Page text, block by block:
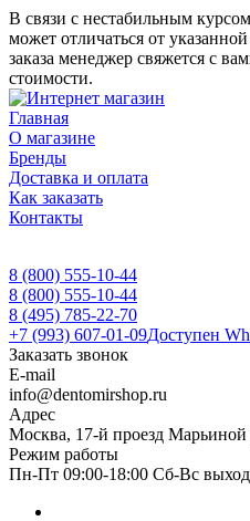
В связи с нестабильным
может отличаться от
заказа менеджер свяжется с
стоимости.
Главная
О магазине
Бренды
Доставка и оплата
Как заказать
Контакты
8 (800) 555-10-44
8 (800) 555-10-44
8 (495) 785-22-70
+7 (993) 607-01-09Доступен
Заказать звонок
E-mail
info@dentomirshop.ru
Адрес
Москва, 17-й проезд
Режим работы
Пн-Пт 09:00-18:00 Сб-Вс